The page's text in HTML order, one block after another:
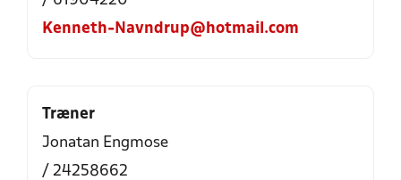
Kenneth-Navndrup@hotmail.com
Træner
Jonatan Engmose
/ 24258662